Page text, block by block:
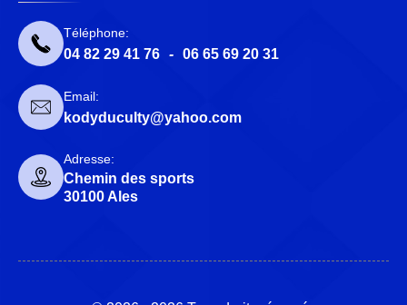
Téléphone:
04 82 29 41 76 - 06 65 69 20 31
Email:
kodyduculty@yahoo.com
Adresse:
Chemin des sports
30100 Ales